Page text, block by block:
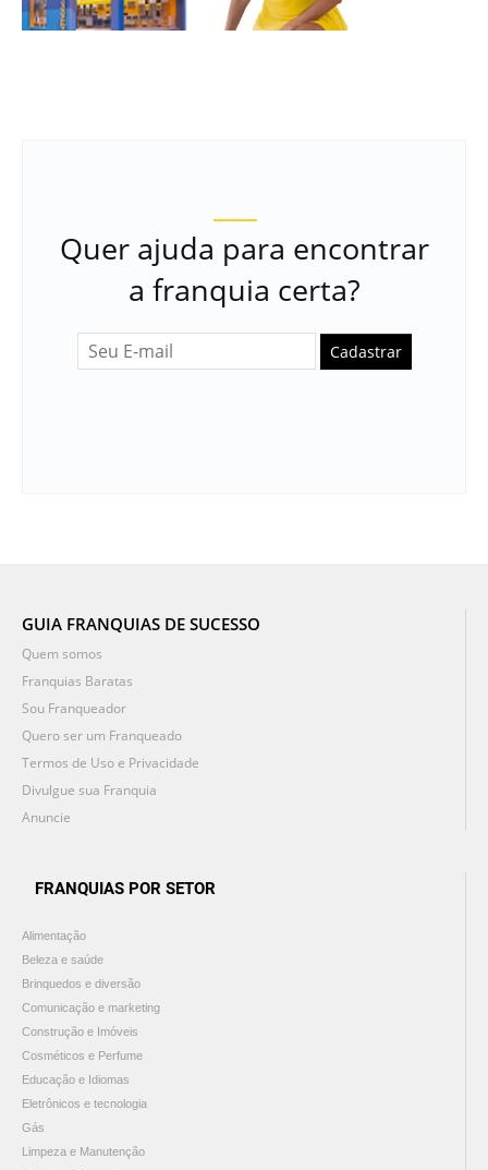
Quer ajuda para encontrar
a franquia certa?
Cadastrar
GUIA FRANQUIAS DE SUCESSO
Quem somos
Franquias Baratas
Sou Franqueador
Quero ser um Franqueado
Termos de Uso e Privacidade
Divulgue sua Franquia
Anuncie
FRANQUIAS POR SETOR
Alimentação
Beleza e saúde
Brinquedos e diversão
Comunicação e marketing
Construção e Imóveis
Cosméticos e Perfume
Educação e Idiomas
Eletrônicos e tecnologia
Gás
Limpeza e Manutenção